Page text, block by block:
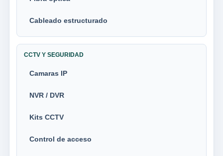
Cableado estructurado
CCTV Y SEGURIDAD
Camaras IP
NVR / DVR
Kits CCTV
Control de acceso